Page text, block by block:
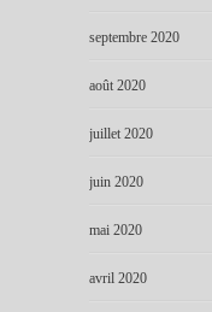
septembre 2020
août 2020
juillet 2020
juin 2020
mai 2020
avril 2020